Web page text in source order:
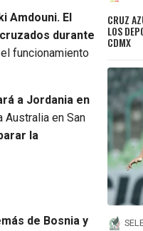
Amdouni. El
durante
funcionamiento
a Jordania en
Australia en San
la
de Bosnia y
CRUZ
LOS
CDMX